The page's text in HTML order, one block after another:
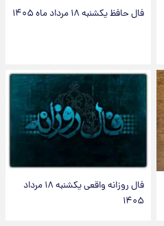
فال حافظ یکشنبه ۱۸ مرداد ماه ۱۴۰۵
فال روزانه واقعی یکشنبه ۱۸ مرداد
۱۴۰۵